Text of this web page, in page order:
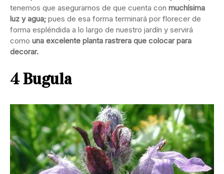
tenemos que asegurarnos de que cuenta con muchísima
luz y agua; pues de esa forma terminará por florecer de
forma espléndida a lo largo de nuestro jardín y servirá
como una excelente planta rastrera que colocar para
decorar.
4 Bugula